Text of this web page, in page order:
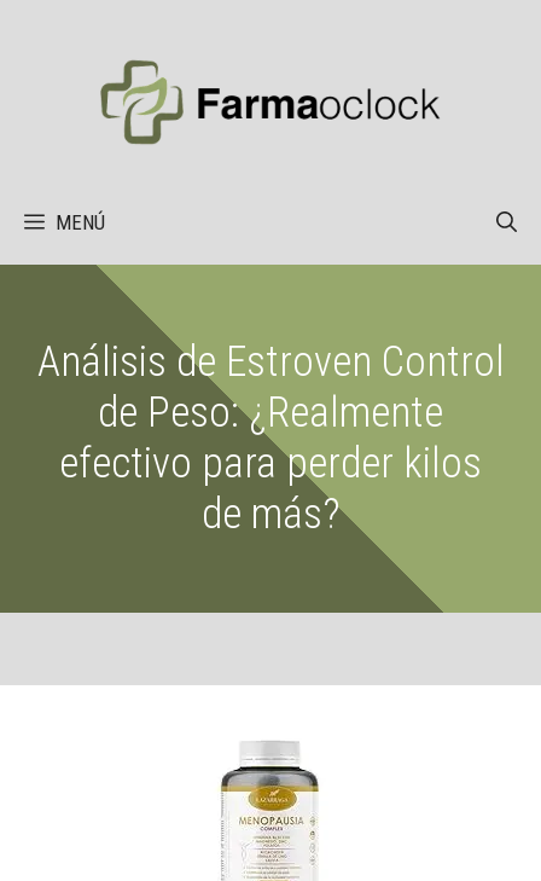
MENÚ
Análisis de Estroven Control
de Peso: ¿Realmente
efectivo para perder kilos
de más?